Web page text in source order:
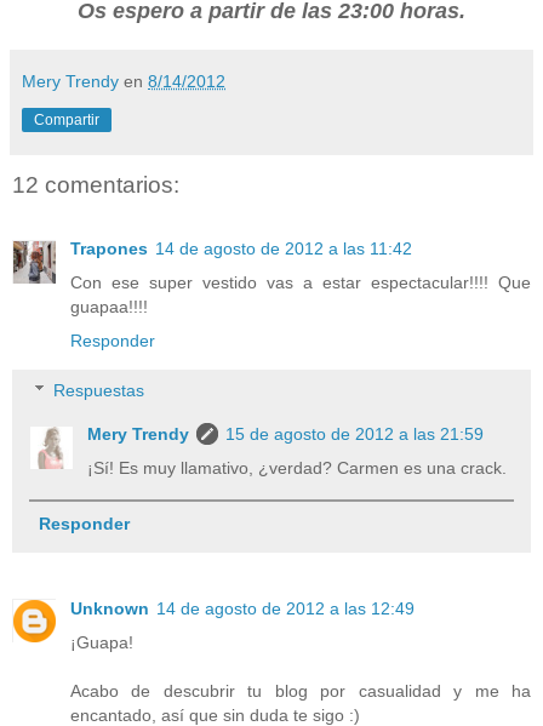
Os espero a partir de las 23:00 horas.
Mery Trendy en 8/14/2012
Compartir
12 comentarios:
Trapones 14 de agosto de 2012 a las 11:42
Con ese super vestido vas a estar espectacular!!!! Que
guapaa!!!!
Responder
Respuestas
Mery Trendy
15 de agosto de 2012 a las 21:59
¡Sí! Es muy llamativo, ¿verdad? Carmen es una crack.
Responder
Unknown 14 de agosto de 2012 a las 12:49
¡Guapa!
Acabo de descubrir tu blog por casualidad y me ha
encantado, así que sin duda te sigo :)